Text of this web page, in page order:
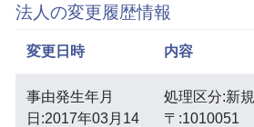
法人の変更履歴情報
変更日時 内容
事由発生年月
日:2017年03月14
処理区分:新規
〒:1010051